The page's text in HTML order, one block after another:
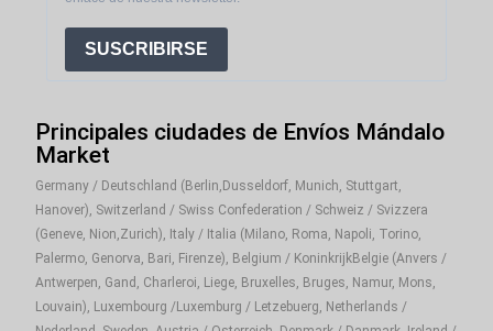
SUSCRIBIRSE
Principales ciudades de Envíos Mándalo
Market
Germany / Deutschland (Berlin,Dusseldorf, Munich, Stuttgart,
Hanover), Switzerland / Swiss Confederation / Schweiz / Svizzera
(Geneve, Nion,Zurich), Italy / Italia (Milano, Roma, Napoli, Torino,
Palermo, Genorva, Bari, Firenze), Belgium / KoninkrijkBelgie (Anvers /
Antwerpen, Gand, Charleroi, Liege, Bruxelles, Bruges, Namur, Mons,
Louvain), Luxembourg /Luxemburg / Letzebuerg, Netherlands /